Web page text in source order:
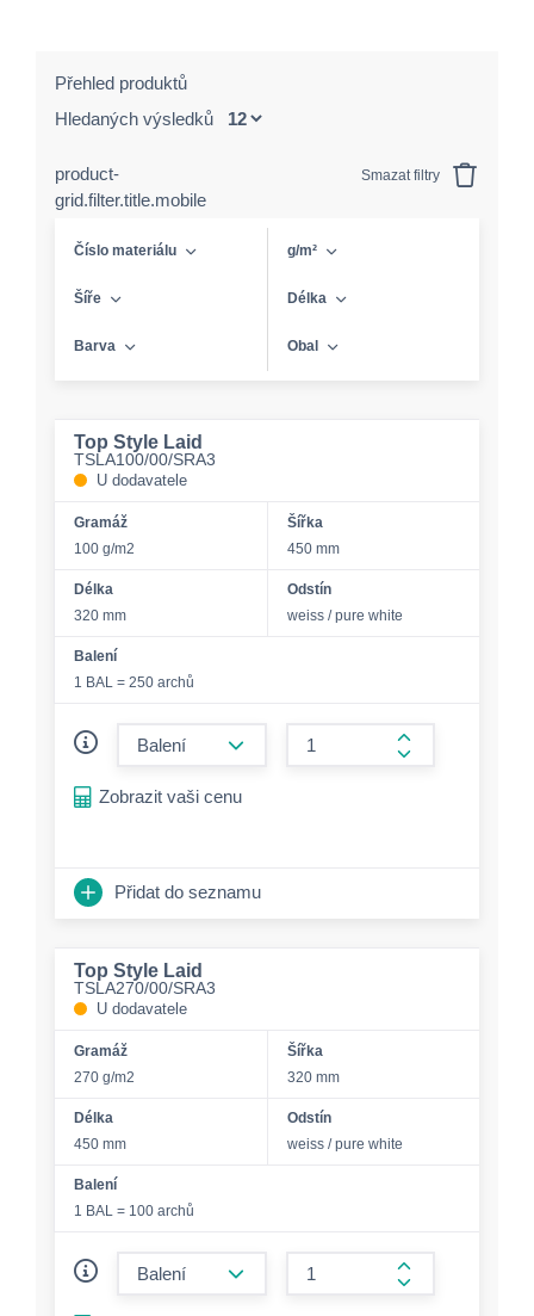
Přehled produktů
Hledaných výsledků
product-
grid.filter.title.mobile
Smazat filtry
Číslo materiálu g/m²
Šíře Délka
Barva Obal
Top Style Laid
TSLA100/00/SRA3
U dodavatele
Gramáž
100 g/m2
Šířka
450 mm
Délka
320 mm
Odstín
weiss / pure white
Balení
1 BAL = 250 archů
form.increase-
Zobrazit vaši cenu
Přidat do seznamu
Top Style Laid
TSLA270/00/SRA3
U dodavatele
Gramáž
270 g/m2
Šířka
320 mm
Délka
450 mm
Odstín
weiss / pure white
Balení
1 BAL = 100 archů
form.increase-